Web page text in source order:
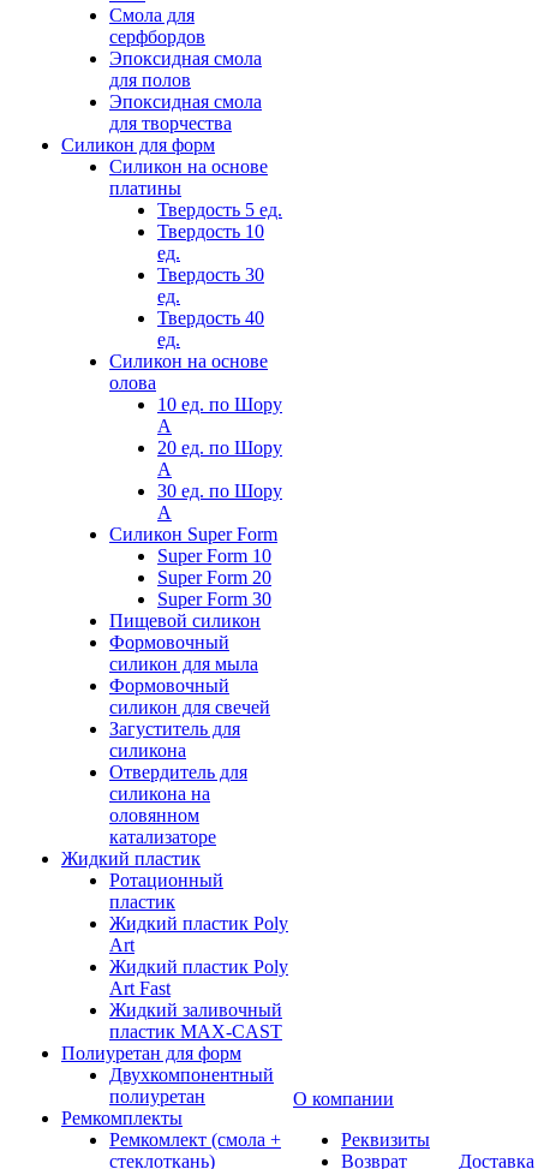
Смола для
серфбордов
Эпоксидная смола
для полов
Эпоксидная смола
для творчества
Силикон для форм
Силикон на основе
платины
Твердость 5 ед.
Твердость 10
ед.
Твердость 30
ед.
Твердость 40
ед.
Силикон на основе
олова
10 ед. по Шору
А
20 ед. по Шору
А
30 ед. по Шору
А
Силикон Super Form
Super Form 10
Super Form 20
Super Form 30
Пищевой силикон
Формовочный
силикон для мыла
Формовочный
силикон для свечей
Загуститель для
силикона
Отвердитель для
силикона на
оловянном
катализаторе
Жидкий пластик
Ротационный
пластик
Жидкий пластик Poly
Art
Жидкий пластик Poly
Art Fast
Жидкий заливочный
пластик MAX-CAST
Полиуретан для форм
Двухкомпонентный
полиуретан
Ремкомплекты
Ремкомлект (смола +
стеклоткань)
О компании
Реквизиты
Возврат
Доставка